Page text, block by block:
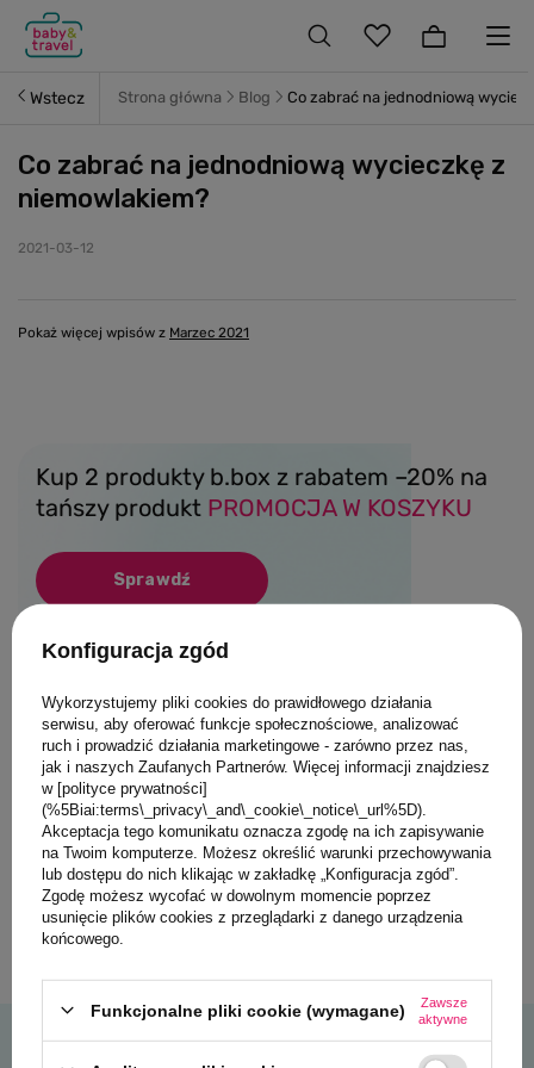
Wstecz Strona główna Blog Co zabrać na jednodniową
Co zabrać na jednodniową wycieczkę z
niemowlakiem?
2021-03-12
Pokaż więcej wpisów z Marzec 2021
Kup 2 produkty b.box z rabatem –20% na
tańszy produkt PROMOCJA W KOSZYKU
Sprawdź
Konfiguracja zgód
Wykorzystujemy pliki cookies do prawidłowego działania
serwisu, aby oferować funkcje społecznościowe, analizować
ruch i prowadzić działania marketingowe - zarówno przez nas,
jak i naszych Zaufanych Partnerów. Więcej informacji znajdziesz
w [polityce prywatności]
(%5Biai:terms\_privacy\_and\_cookie\_notice\_url%5D).
Akceptacja tego komunikatu oznacza zgodę na ich zapisywanie
na Twoim komputerze. Możesz określić warunki przechowywania
lub dostępu do nich klikając w zakładkę „Konfiguracja zgód”.
Zgodę możesz wycofać w dowolnym momencie poprzez
usunięcie plików cookies z przeglądarki z danego urządzenia
końcowego.
Funkcjonalne pliki cookie (wymagane)
Zawsze
aktywne